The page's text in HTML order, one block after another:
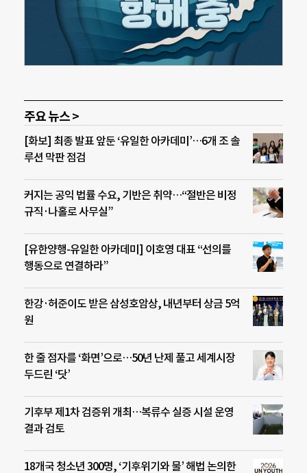
주요 뉴스 >
[화보] 최종 발표 앞둔 ‘유일한 아카데미’…6개 조 솔
루션 막판 점검
커지는 공익 법률 수요, 기반은 취약…“절반은 비정
규직·나홀로 사무실”
[유한양행-유일한 아카데미] 이호영 대표 “선의를
행동으로 연결하라”
한강·허준이도 받은 삼성호암상, 내년부터 상금 5억
원
한 줄 점자를 ‘화면’으로…50년 난제 풀고 세계시장
두드린 ‘닷’
기후부 제1차 검증위 개최…복류수 실증 시설 운영
결과 검토
18개국 청소년 300명, ‘기후위기와 물’ 해법 논의한